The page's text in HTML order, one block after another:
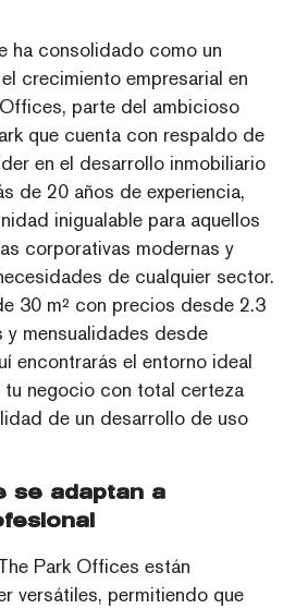
ha consolidado como un
crecimiento empresarial en
parte del ambicioso
que cuenta con respaldo de
en el desarrollo inmobiliario
de 20 años de experiencia,
inigualable para aquellos
corporativas modernas y
de cualquier sector.
30 m² con precios desde 2.3
y mensualidades desde
encontrarás el entorno ideal
tu negocio con total certeza
de un desarrollo de uso
se adaptan a
Park Offices están
versátiles, permitiendo que